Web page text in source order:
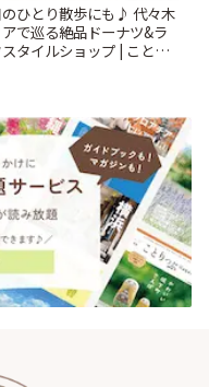
ひとり散歩にも♪ 代々木
で巡る絶品ドーナツ&ラ
タイルショップ | ことり